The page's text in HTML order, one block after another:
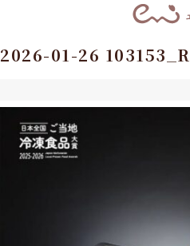
2026-01-26 103153_R